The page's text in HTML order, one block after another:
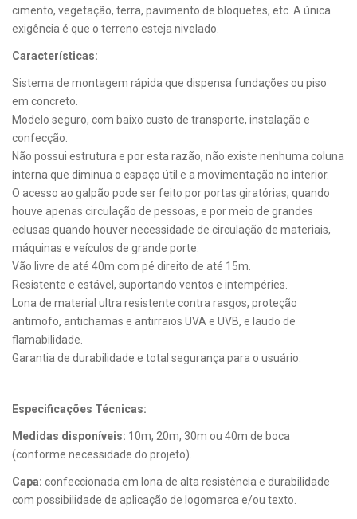
cimento, vegetação, terra, pavimento de bloquetes, etc. A única
exigência é que o terreno esteja nivelado.
Características:
Sistema de montagem rápida que dispensa fundações ou piso
em concreto.
Modelo seguro, com baixo custo de transporte, instalação e
confecção.
Não possui estrutura e por esta razão, não existe nenhuma coluna
interna que diminua o espaço útil e a movimentação no interior.
O acesso ao galpão pode ser feito por portas giratórias, quando
houve apenas circulação de pessoas, e por meio de grandes
eclusas quando houver necessidade de circulação de materiais,
máquinas e veículos de grande porte.
Vão livre de até 40m com pé direito de até 15m.
Resistente e estável, suportando ventos e intempéries.
Lona de material ultra resistente contra rasgos, proteção
antimofo, antichamas e antirraios UVA e UVB, e laudo de
flamabilidade.
Garantia de durabilidade e total segurança para o usuário.
Especificações Técnicas:
Medidas disponíveis: 10m, 20m, 30m ou 40m de boca
(conforme necessidade do projeto).
Capa: confeccionada em lona de alta resistência e durabilidade
com possibilidade de aplicação de logomarca e/ou texto.